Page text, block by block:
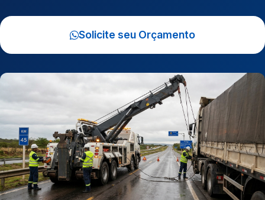
Solicite seu Orçamento